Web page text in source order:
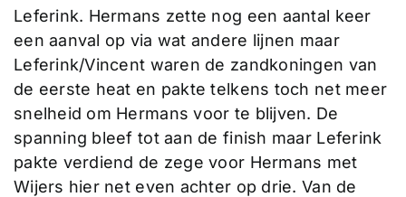
Leferink. Hermans zette nog een aantal keer
een aanval op via wat andere lijnen maar
Leferink/Vincent waren de zandkoningen van
de eerste heat en pakte telkens toch net meer
snelheid om Hermans voor te blijven. De
spanning bleef tot aan de finish maar Leferink
pakte verdiend de zege voor Hermans met
Wijers hier net even achter op drie. Van de